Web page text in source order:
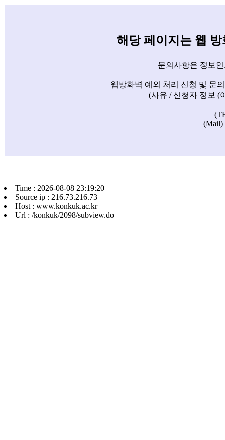
해당 페이지는 웹
문의사항은 정보
웹방화벽 예외 처리 신청 및 문
(사유 / 신청자 정보 (
(Mail)
Time : 2026-08-08 23:19:20
Source ip : 216.73.216.73
Host : www.konkuk.ac.kr
Url : /konkuk/2098/subview.do